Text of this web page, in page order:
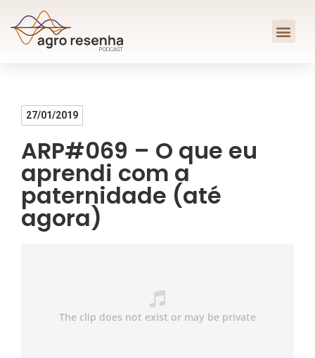
27/01/2019
ARP#069 – O que eu
aprendi com a
paternidade (até
agora)